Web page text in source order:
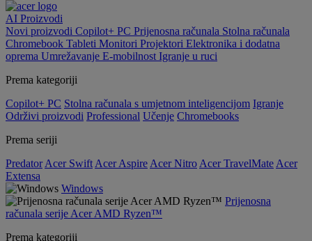
AI Proizvodi
Novi proizvodi Copilot+ PC Prijenosna računala Stolna računala
Chromebook Tableti Monitori Projektori Elektronika i dodatna
oprema Umrežavanje E-mobilnost Igranje u ruci
Prema kategoriji
Copilot+ PC Stolna računala s umjetnom inteligencijom Igranje
Održivi proizvodi Professional Učenje Chromebooks
Prema seriji
Predator Acer Swift Acer Aspire Acer Nitro Acer TravelMate Acer
Extensa
Windows
Prijenosna
računala serije Acer AMD Ryzen™
Prema kategoriji